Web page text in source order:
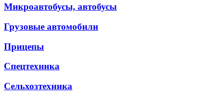
Микроавтобусы, автобусы
Грузовые автомобили
Прицепы
Спецтехника
Сельхозтехника